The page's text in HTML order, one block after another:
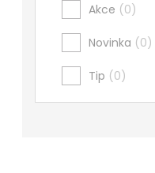
Letování a
Povrchové úpravy
Kompresory a
Akce 0
Novinka 0
Tip 0